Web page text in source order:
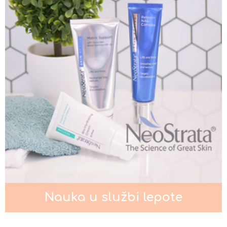
Nega kose za muškarce
Kada je potrebno intenzivno
podmlađivanje lica?
Pigmentacije na licu
Nauka u službi lepote